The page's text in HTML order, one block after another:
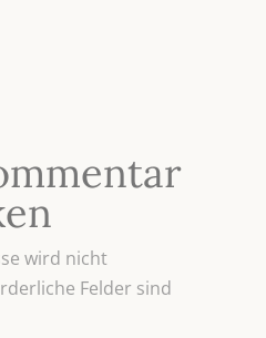
wird nicht
Felder sind